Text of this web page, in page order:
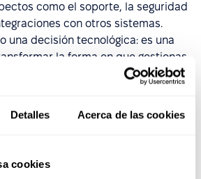
Detalles Acerca de las cookies
cookies
como el soporte, la seguridad
con otros sistemas.
una decisión tecnológica: es una
la forma en que gestionas
la cultura de tu organización.
cómo
responde a estos